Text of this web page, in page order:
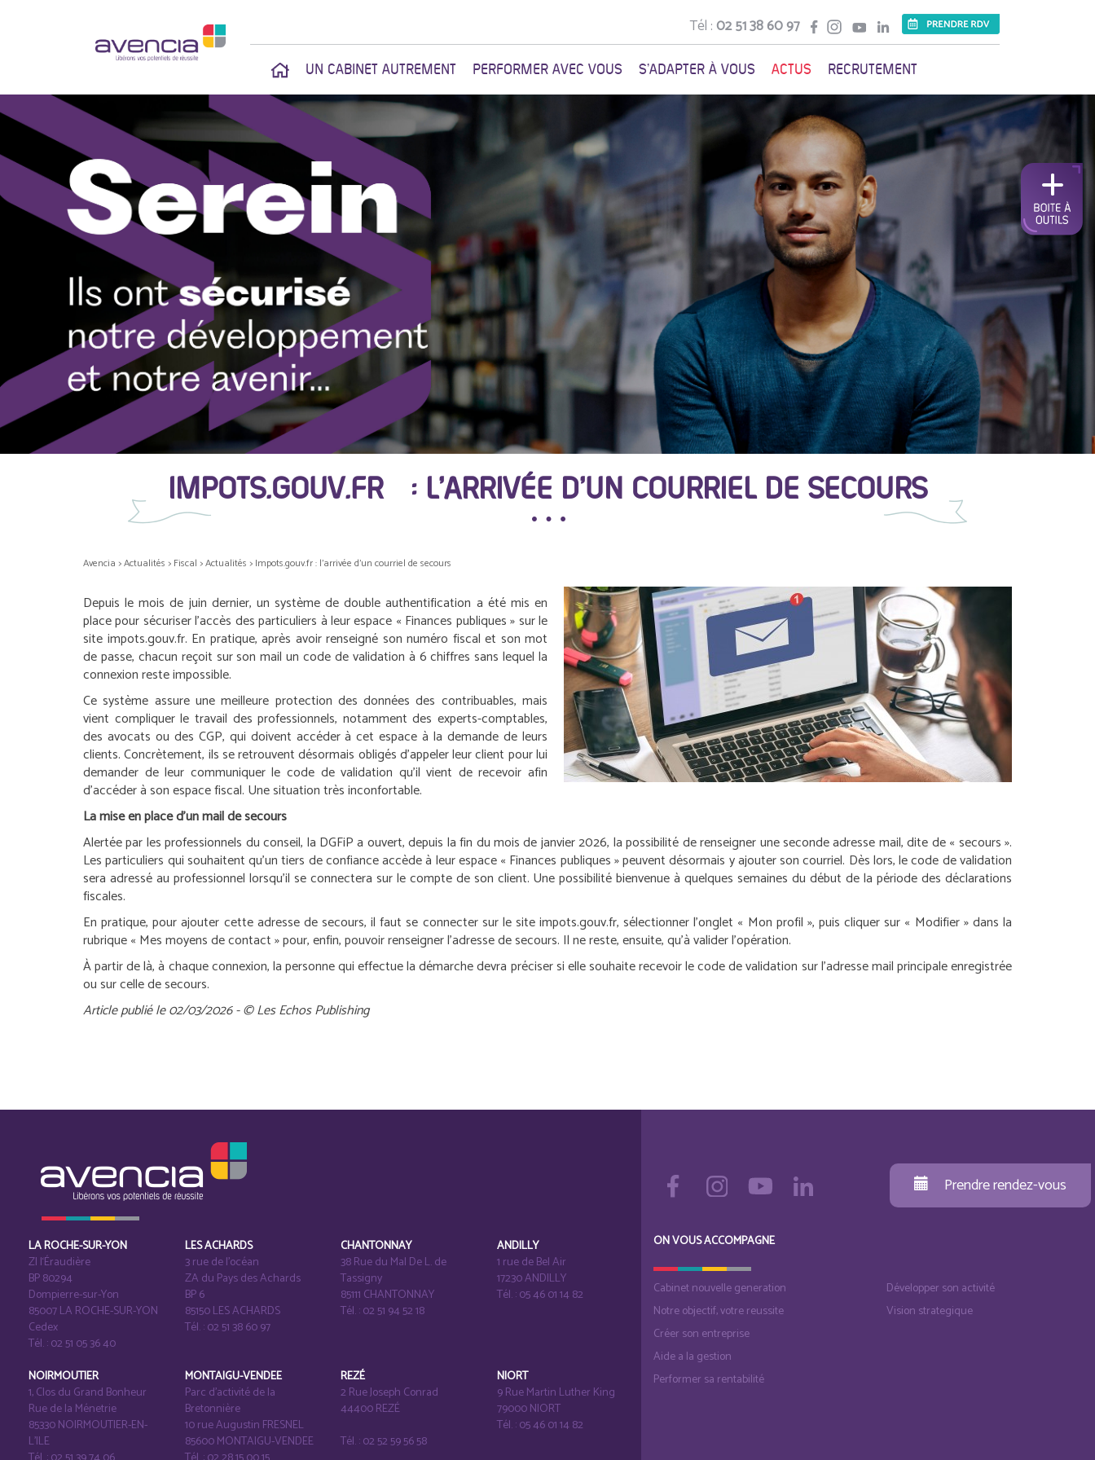
Tél :02 51 38 60 97
UN CABINET AUTREMENT PERFORMER AVEC VOUS S'ADAPTER À VOUS ACTUS RECRUTEMENT
IMPOTS.GOUV.FR : L’ARRIVÉE D’UN COURRIEL DE SECOURS
Avencia >Actualités > Fiscal >Actualités > Impots.gouv.fr : l’arrivée d’un courriel de secours
Depuis le mois de juin dernier, un système de double authentification a été mis en
place pour sécuriser l’accès des particuliers à leur espace « Finances publiques » sur le
site impots.gouv.fr. En pratique, après avoir renseigné son numéro fiscal et son mot
de passe, chacun reçoit sur son mail un code de validation à 6 chiffres sans lequel la
connexion reste impossible.
Ce système assure une meilleure protection des données des contribuables, mais
vient compliquer le travail des professionnels, notamment des experts-comptables,
des avocats ou des CGP, qui doivent accéder à cet espace à la demande de leurs
clients. Concrètement, ils se retrouvent désormais obligés d’appeler leur client pour lui
demander de leur communiquer le code de validation qu’il vient de recevoir afin
d’accéder à son espace fiscal. Une situation très inconfortable.
La mise en place d’un mail de secours
Alertée par les professionnels du conseil, la DGFiP a ouvert, depuis la fin du mois de janvier 2026, la possibilité de renseigner une seconde adresse mail, dite de « secours ».
Les particuliers qui souhaitent qu’un tiers de confiance accède à leur espace « Finances publiques » peuvent désormais y ajouter son courriel. Dès lors, le code de validation
sera adressé au professionnel lorsqu’il se connectera sur le compte de son client. Une possibilité bienvenue à quelques semaines du début de la période des déclarations
fiscales.
En pratique, pour ajouter cette adresse de secours, il faut se connecter sur le site impots.gouv.fr, sélectionner l’onglet « Mon profil », puis cliquer sur « Modifier » dans la
rubrique « Mes moyens de contact » pour, enfin, pouvoir renseigner l’adresse de secours. Il ne reste, ensuite, qu’à valider l’opération.
À partir de là, à chaque connexion, la personne qui effectue la démarche devra préciser si elle souhaite recevoir le code de validation sur l’adresse mail principale enregistrée
ou sur celle de secours.
Article publié le 02/03/2026 - © Les Echos Publishing
LA ROCHE-SUR-YON
ZI l‘Éraudière
BP 80294
Dompierre-sur-Yon
85007 LA ROCHE-SUR-YON
Cedex
Tél. : 02 51 05 36 40
LES ACHARDS
3 rue de l’océan
ZA du Pays des Achards
BP 6
85150 LES ACHARDS
Tél. : 02 51 38 60 97
CHANTONNAY
38 Rue du Mal De L. de
Tassigny
85111 CHANTONNAY
Tél. : 02 51 94 52 18
ANDILLY
1 rue de Bel Air
17230 ANDILLY
Tél. : 05 46 01 14 82
NOIRMOUTIER
1, Clos du Grand Bonheur
Rue de la Ménetrie
85330 NOIRMOUTIER-EN-
L'ILE
MONTAIGU-VENDEE
Parc d’activité de la
Bretonnière
10 rue Augustin FRESNEL
85600 MONTAIGU-VENDEE
REZÉ
2 Rue Joseph Conrad
44400 REZÉ
Tél. : 02 52 59 56 58
NIORT
9 Rue Martin Luther King
79000 NIORT
Tél. : 05 46 01 14 82
Prendre rendez-vous
ON VOUS ACCOMPAGNE
Cabinet nouvelle generation
Notre objectif, votre reussite
Créer son entreprise
Aide a la gestion
Performer sa rentabilité
Développer son activité
Vision strategique